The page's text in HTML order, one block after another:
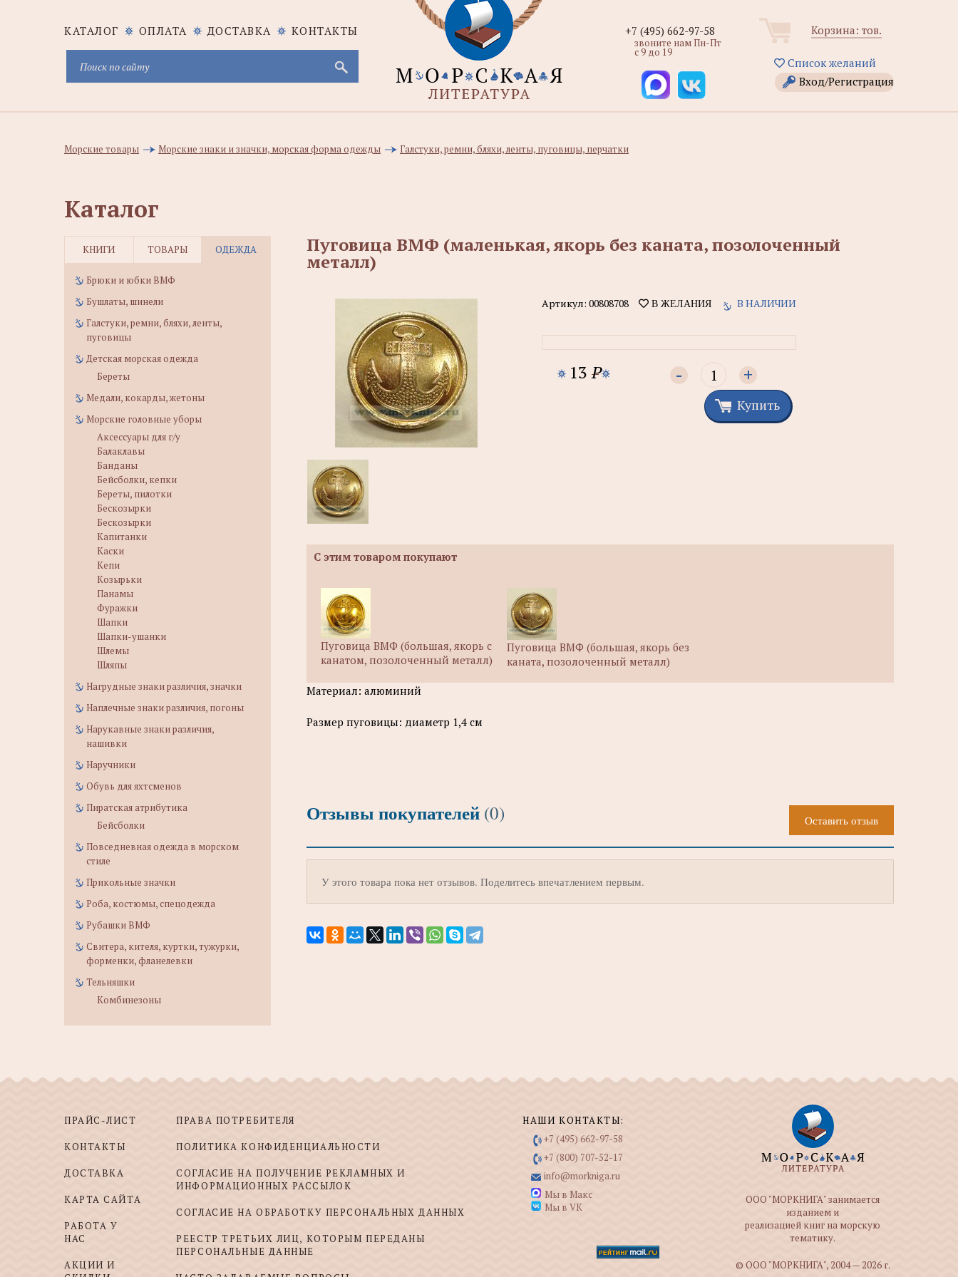
КАТАЛОГ ОПЛАТА ДОСТАВКА КОНТАКТЫ Корзина: тов.
Список желаний
Вход/Регистрация
+7 (495) 662-97-58
звоните нам Пн-Пт
с 9 до 19
Морские товары Морские знаки и значки, морская форма одежды Галстуки, ремни, бляхи, ленты, пуговицы, перчатки
Каталог
КНИГИ ТОВАРЫ ОДЕЖДА
Брюки и юбки ВМФ
Бушлаты, шинели
Галстуки, ремни, бляхи, ленты,
пуговицы
Детская морская одежда
Береты
Медали, кокарды, жетоны
Морские головные уборы
Аксессуары для г/у
Балаклавы
Банданы
Бейсболки, кепки
Береты, пилотки
Бескозырки
Бескозырки
Капитанки
Каски
Кепи
Козырьки
Панамы
Фуражки
Шапки
Шапки-ушанки
Шлемы
Шляпы
Нагрудные знаки различия, значки
Наплечные знаки различия, погоны
Нарукавные знаки различия,
нашивки
Наручники
Обувь для яхтсменов
Пиратская атрибутика
Бейсболки
Повседневная одежда в морском
стиле
Прикольные значки
Роба, костюмы, спецодежда
Рубашки ВМФ
Свитера, кителя, куртки, тужурки,
форменки, фланелевки
Тельняшки
Комбинезоны
Пуговица ВМФ (маленькая, якорь без каната, позолоченный
металл)
Артикул: 00808708 В ЖЕЛАНИЯ В НАЛИЧИИ
13 P - +
Купить
С этим товаром покупают
Пуговица ВМФ (большая, якорь с
канатом, позолоченный металл)
Пуговица ВМФ (большая, якорь без
каната, позолоченный металл)
Материал: алюминий
Размер пуговицы: диаметр 1,4 см
Отзывы покупателей (0) Оставить отзыв
У этого товара пока нет отзывов. Поделитесь впечатлением первым.
ПРАЙС-ЛИСТ
КОНТАКТЫ
ДОСТАВКА
КАРТА САЙТА
РАБОТА У
НАС
АКЦИИ И
ПРАВА ПОТРЕБИТЕЛЯ
ПОЛИТИКА КОНФИДЕНЦИАЛЬНОСТИ
СОГЛАСИЕ НА ПОЛУЧЕНИЕ РЕКЛАМНЫХ И
ИНФОРМАЦИОННЫХ РАССЫЛОК
СОГЛАСИЕ НА ОБРАБОТКУ ПЕРСОНАЛЬНЫХ ДАННЫХ
РЕЕСТР ТРЕТЬИХ ЛИЦ, КОТОРЫМ ПЕРЕДАНЫ
ПЕРСОНАЛЬНЫЕ ДАННЫЕ
НАШИ КОНТАКТЫ:
+7 (495) 662-97-58
+7 (800) 707-52-17
info@morkniga.ru
Мы в Макс
Мы в VK
ООО "МОРКНИГА" занимается
изданием и
реализацией книг на морскую
тематику.
© ООО "МОРКНИГА", 2004 — 2026 г.